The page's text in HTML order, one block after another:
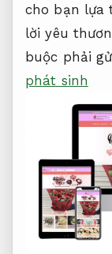
cho bạn lựa
lời yêu
buộc phải
phát sinh